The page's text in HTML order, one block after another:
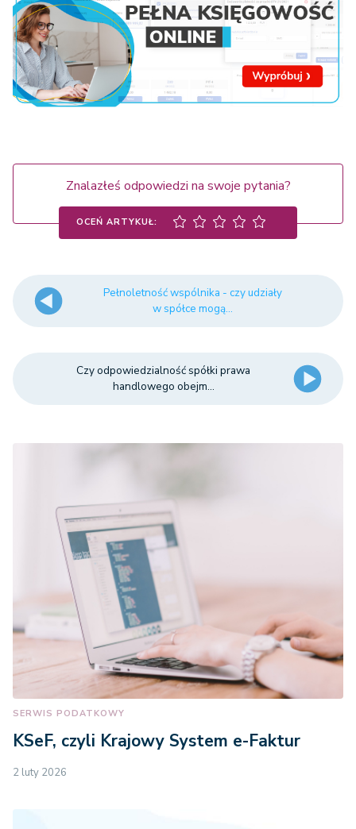
Znalazłeś odpowiedzi na swoje pytania?
OCEŃ ARTYKUŁ:
Pełnoletność wspólnika - czy udziały
w spółce mogą...
Czy odpowiedzialność spółki prawa
handlowego obejm...
SERWIS PODATKOWY
KSeF, czyli Krajowy System e-Faktur
2 luty 2026